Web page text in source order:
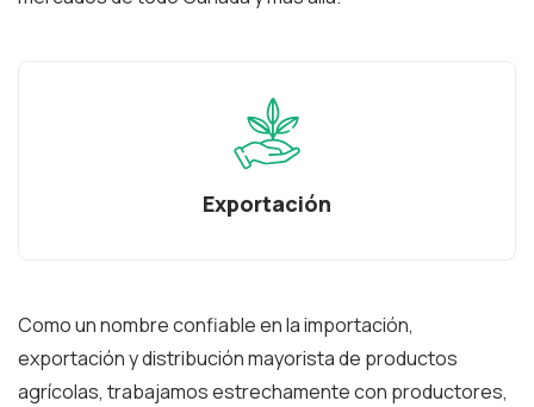
Verduras
Como un nombre confiable en la importación,
exportación y distribución mayorista de productos
agrícolas, trabajamos estrechamente con productores,